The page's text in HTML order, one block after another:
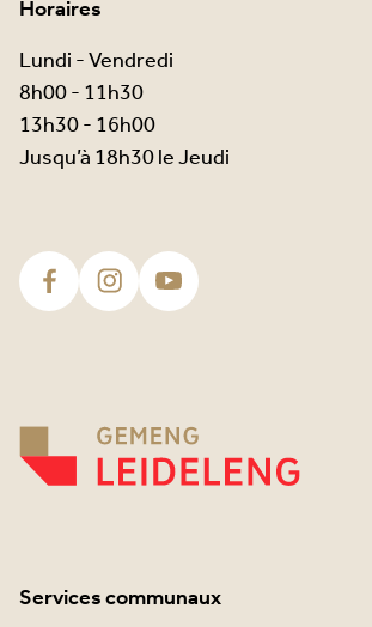
Horaires
Lundi - Vendredi
8h00 - 11h30
13h30 - 16h00
Jusqu’à 18h30 le Jeudi
Services communaux